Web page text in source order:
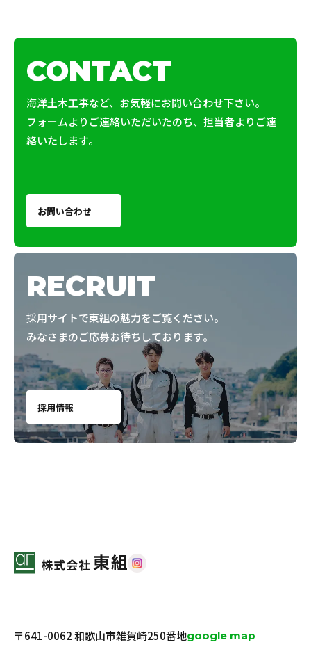
CONTACT
海洋土木工事など、お気軽にお問い合わせ下さい。
フォームよりご連絡いただいたのち、担当者よりご連
絡いたします。
お問い合わせ
RECRUIT
採用サイトで東組の魅力をご覧ください。
みなさまのご応募お待ちしております。
採用情報
〒641-0062 和歌山市雑賀崎250番地google map